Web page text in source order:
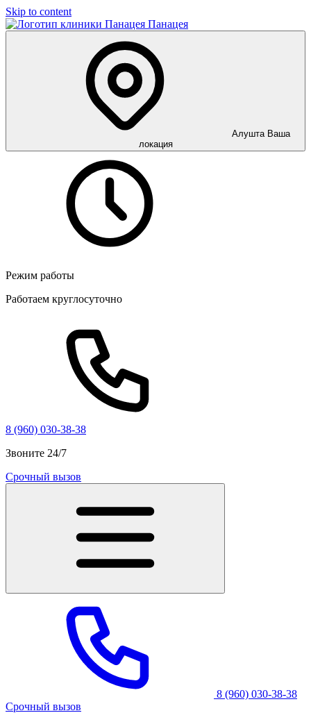
Skip to content
Панацея
Алушта Ваша
локация
Режим работы
Работаем круглосуточно
8 (960) 030-38-38
Звоните 24/7
Срочный вызов
8 (960) 030-38-38
Срочный вызов